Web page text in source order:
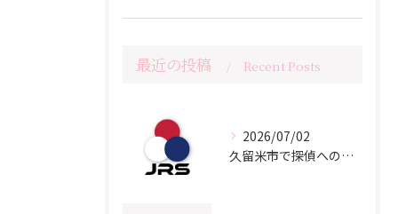
最近の投稿 Recent Posts
2026/07/02
久留米市で探偵への相談をご検討の方へ